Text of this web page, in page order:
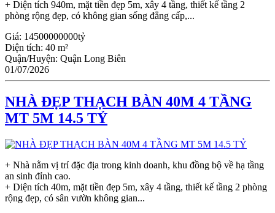
+ Diện tích 940m, mặt tiền đẹp 5m, xây 4 tầng, thiết kế tầng 2
phòng rộng đẹp, có không gian sống đẳng cấp,...
Giá: 14500000000tỷ
Diện tích: 40 m²
Quận/Huyện: Quận Long Biên
01/07/2026
NHÀ ĐẸP THẠCH BÀN 40M 4 TẦNG
MT 5M 14.5 TỶ
+ Nhà nằm vị trí đặc địa trong kinh doanh, khu đồng bộ về hạ tầng
an sinh đỉnh cao.
+ Diện tích 40m, mặt tiền đẹp 5m, xây 4 tầng, thiết kế tầng 2 phòng
rộng đẹp, có sân vườn không gian...